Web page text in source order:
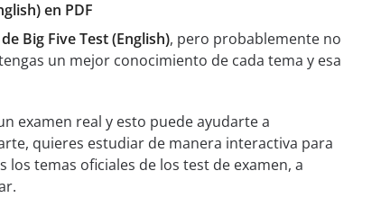
en PDF
Big Five Test (English), pero probablemente no
un mejor conocimiento de cada tema y esa
examen real y esto puede ayudarte a
quieres estudiar de manera interactiva para
los temas oficiales de los test de examen, a